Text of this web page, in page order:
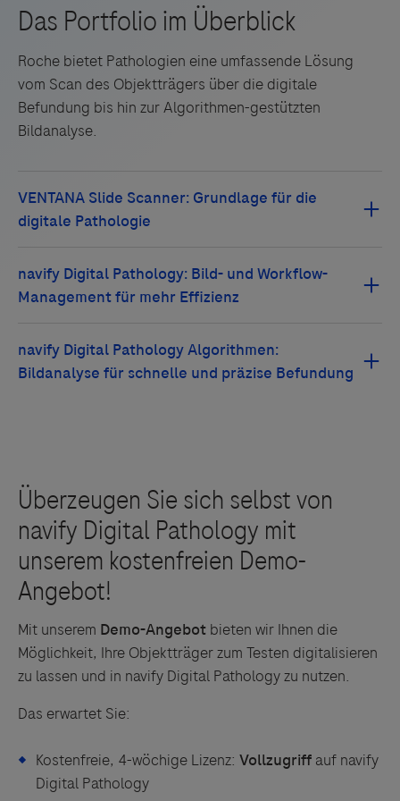
Roche bietet Pathologien eine umfassende Lösung
vom Scan des Objektträgers über die digitale
Befundung bis hin zur Algorithmen-gestützten
Bildanalyse.
können gefärbte Gewebeproben inhoher Bildqualität
digitalisiert, komprimiert, gespeichert und betrachtet
Robustheit, hohe BildqualitätundWorkflow-
Flexibilitätaus. Diedynamische Fokus-Technologie
Verfügung:
Die leistungsstarke und CE-IVD zertifizierte
Bildmanagement-Softwarenavify Digital
Pathology ermöglicht das Management des
gesamten Prozesses vom Scan über die
Bildanalyse bis zum digitalen Patientenbericht.
navify Digital Pathology ist als On-Premise- und
Die Bildanalyse-Algorithmenverbessern den
Kombination mit unserem Portfolio wichtiger
Validierung ermöglicht, um standardisierte,
reproduzierbare und zuverlässige Ergebnisse zu
Mit unserem Demo-Angebot bieten wir Ihnen die
Möglichkeit, Ihre Objektträger zum Testen digitalisieren
zu lassen und in navify Digital Pathology zu nutzen.
Das erwartet Sie:
Kostenfreie, 4-wöchige Lizenz: Vollzugriff auf navify
Digital Pathology